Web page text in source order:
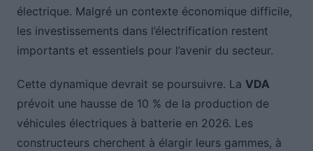
électrique. Malgré un contexte économique difficile,
les investissements dans l’électrification restent
importants et essentiels pour l’avenir du secteur.
Cette dynamique devrait se poursuivre. La VDA
prévoit une hausse de 10 % de la production de
véhicules électriques à batterie en 2026. Les
constructeurs cherchent à élargir leurs gammes, à